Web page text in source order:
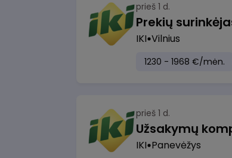
prieš 1 d.
IKI Vilnius
1230 - 1968 €/mėn.
prieš 1 d.
IKI Panevėžys